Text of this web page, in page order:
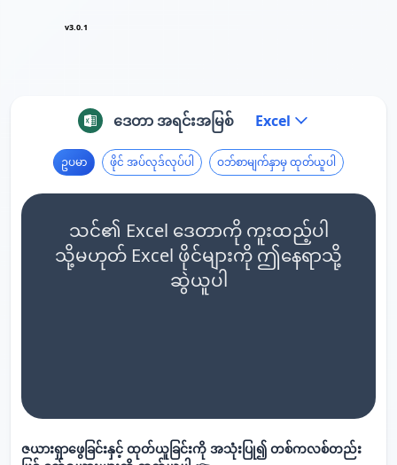
v3.0.1
ဒေတာ အရင်းအမြစ် Excel
ဥပမာ ဖိုင် အပ်လုဒ်လုပ်ပါ ဝဘ်စာမျက်နှာမှ ထုတ်ယူပါ
သင်၏ Excel ဒေတာကို ကူးထည့်ပါ
သို့မဟုတ် Excel ဖိုင်များကို ဤနေရာသို့
ဆွဲယူပါ
ဇယားရှာဖွေခြင်းနှင့် ထုတ်ယူခြင်းကို အသုံးပြု၍ တစ်ကလစ်တည်း